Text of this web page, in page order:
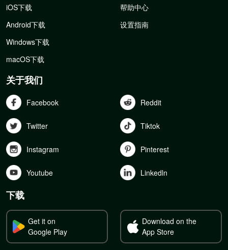
iOS下载
Android下载
Windows下载
macOS下载
帮助中心
设置指南
关于我们
Facebook Reddit
Twitter Tiktok
Instagram Pinterest
Youtube Linkedln
下载
Get it on
Google Play
Download on the
App Store